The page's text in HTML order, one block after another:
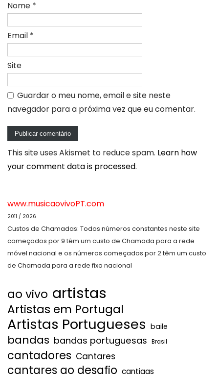
Nome *
Email *
Site
Guardar o meu nome, email e site neste
navegador para a próxima vez que eu comentar.
This site uses Akismet to reduce spam. Learn how
your comment data is processed.
www.musicaovivoPT.com
2011 / 2026
Custos de Chamadas: Todos números constantes neste site
começados por 9 têm um custo de Chamada para a rede
móvel nacional e os números começados por 2 têm um custo
de Chamada para a rede fixa nacional
ao vivo artistas
Artistas em Portugal
Artistas Portugueses baile
bandas bandas portuguesas Brasil
cantadores Cantares
cantares ao desafio cantigas